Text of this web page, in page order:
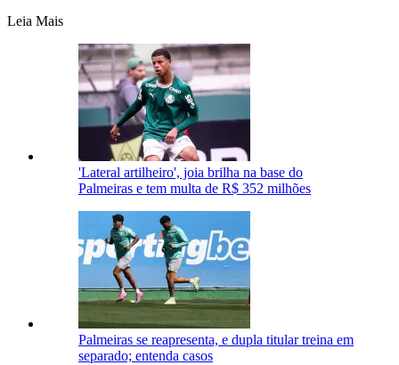
Leia Mais
'Lateral artilheiro', joia brilha na base do
Palmeiras e tem multa de R$ 352 milhões
Palmeiras se reapresenta, e dupla titular treina em
separado; entenda casos